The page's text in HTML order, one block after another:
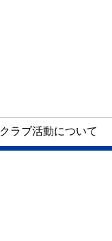
クラブ活動について